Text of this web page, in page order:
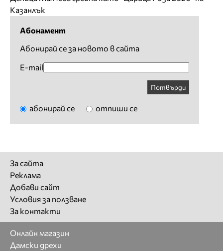
Казанлък
Абонамент
Абонирай се за новото в сайта
E-mail
Потвърди
абонирай се отпиши се
За сайта
Реклама
Добави сайт
Условия за ползване
За контакти
Онлайн магазин
Дамски дрехи